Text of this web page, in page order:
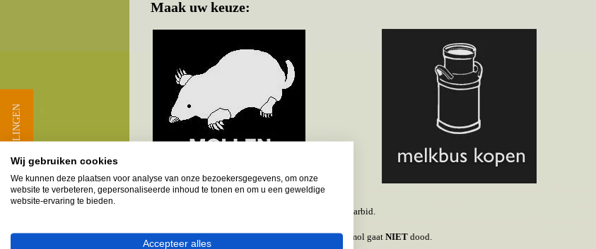
Maak uw keuze:
: mollen verjagen met carbid.
Ecologisch verantwoord: de mol gaat NIET dood.
★ BEOORDELINGEN
Wij gebruiken cookies
We kunnen deze plaatsen voor analyse van onze bezoekersgegevens, om onze
website te verbeteren, gepersonaliseerde inhoud te tonen en om u een geweldige
website-ervaring te bieden.
Accepteer alles